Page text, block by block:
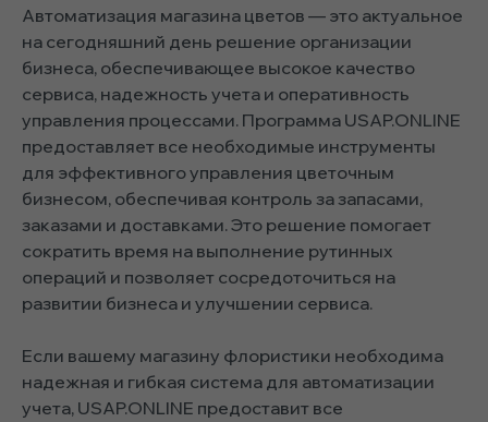
Автоматизация магазина цветов — это актуальное
на сегодняшний день решение организации
бизнеса, обеспечивающее высокое качество
сервиса, надежность учета и оперативность
управления процессами. Программа USAP.ONLINE
предоставляет все необходимые инструменты
для эффективного управления цветочным
бизнесом, обеспечивая контроль за запасами,
заказами и доставками. Это решение помогает
сократить время на выполнение рутинных
операций и позволяет сосредоточиться на
развитии бизнеса и улучшении сервиса.
Если вашему магазину флористики необходима
надежная и гибкая система для автоматизации
учета, USAP.ONLINE предоставит все